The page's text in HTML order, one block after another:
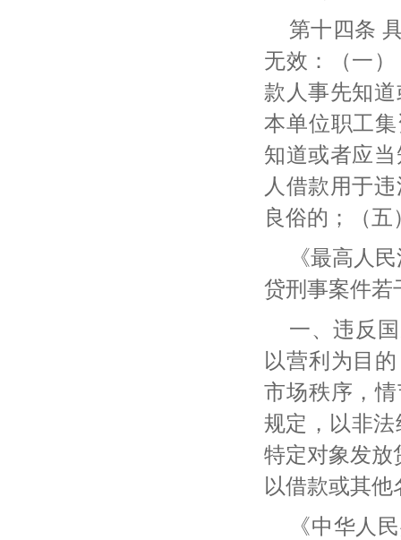
第十四条
无效：（一）
款人事先知
本单位职工
知道或者应
人借款用于
良俗的；（五
《最高人
贷刑事案件若
一、违反
以营利为目
市场秩序，
规定，以非
特定对象发放
以借款或其
《中华人